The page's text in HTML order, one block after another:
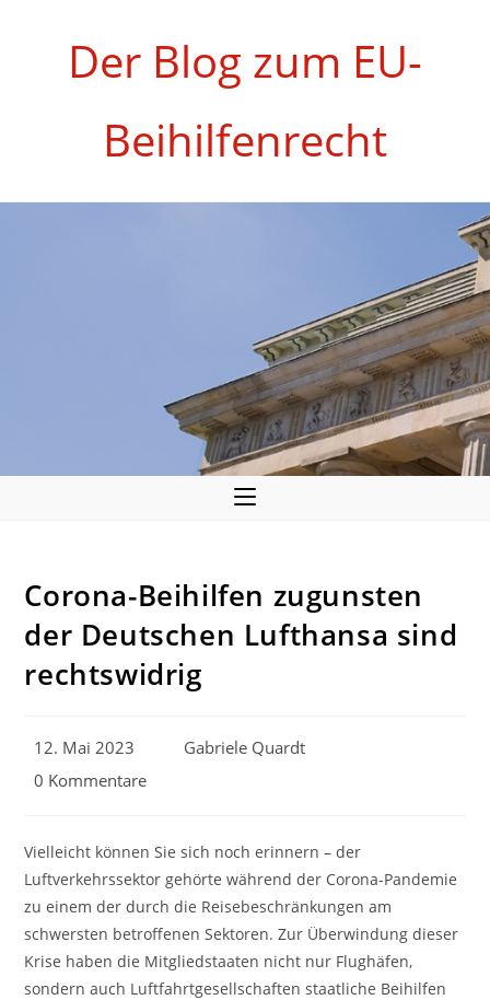
Der Blog zum EU-
Beihilfenrecht
Corona-Beihilfen zugunsten
der Deutschen Lufthansa sind
rechtswidrig
Beitrag
12. Mai 2023
Beitrags-
Gabriele Quardt
Beitrags-
0 Kommentare
Vielleicht können Sie sich noch erinnern – der
Luftverkehrssektor gehörte während der Corona-Pandemie
zu einem der durch die Reisebeschränkungen am
schwersten betroffenen Sektoren. Zur Überwindung dieser
Krise haben die Mitgliedstaaten nicht nur Flughäfen,
sondern auch Luftfahrtgesellschaften staatliche Beihilfen